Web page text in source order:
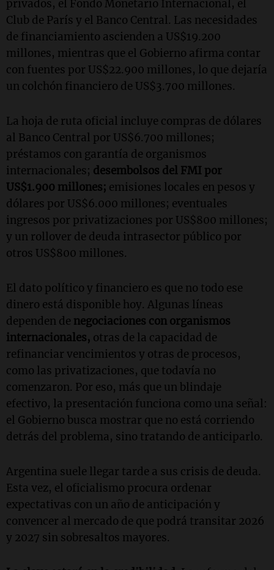
privados, el Fondo Monetario Internacional, el
Club de París y el Banco Central. Las necesidades
de financiamiento ascienden a US$19.200
millones, mientras que el Gobierno afirma contar
con fuentes por US$22.900 millones, lo que dejaría
un colchón financiero de US$3.700 millones.
La hoja de ruta oficial incluye compras de dólares
al Banco Central por US$6.700 millones;
préstamos con garantía de organismos
internacionales; desembolsos del FMI por
US$1.900 millones; emisiones locales en pesos y
dólares por US$6.000 millones; eventuales
ingresos por privatizaciones por US$800 millones;
y un rollover de deuda intrasector público por
otros US$800 millones.
El dato político y financiero es que no todo ese
dinero está disponible hoy. Algunas líneas
dependen de negociaciones con organismos
internacionales, otras de la capacidad de
refinanciar vencimientos y otras de procesos,
como las privatizaciones, que todavía no
comenzaron. Por eso, más que un blindaje
efectivo, la presentación funciona como una señal:
el Gobierno busca mostrar que no está corriendo
detrás del problema, sino tratando de anticiparlo.
Argentina suele llegar tarde a sus crisis de deuda.
Esta vez, el oficialismo procura ordenar
expectativas con un año de anticipación y
convencer al mercado de que podrá transitar 2026
y 2027 sin sobresaltos mayores.